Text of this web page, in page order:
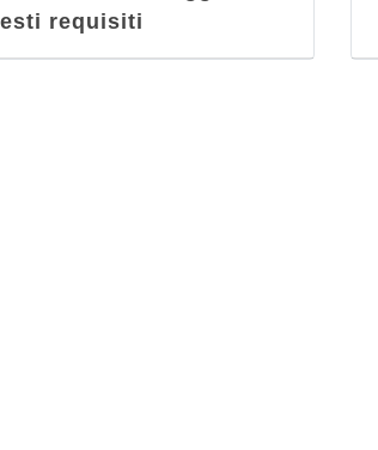
requisiti